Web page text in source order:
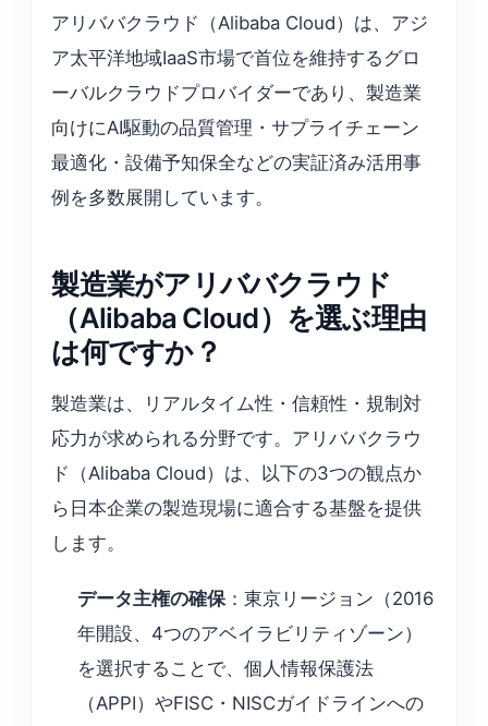
アリババクラウド（Alibaba Cloud）は、アジ
ア太平洋地域IaaS市場で首位を維持するグロ
ーバルクラウドプロバイダーであり、製造業
向けにAI駆動の品質管理・サプライチェーン
最適化・設備予知保全などの実証済み活用事
例を多数展開しています。
製造業がアリババクラウド
（Alibaba Cloud）を選ぶ理由
は何ですか？
製造業は、リアルタイム性・信頼性・規制対
応力が求められる分野です。アリババクラウ
ド（Alibaba Cloud）は、以下の3つの観点か
ら日本企業の製造現場に適合する基盤を提供
します。
データ主権の確保：東京リージョン（2016
年開設、4つのアベイラビリティゾーン）
を選択することで、個人情報保護法
（APPI）やFISC・NISCガイドラインへの